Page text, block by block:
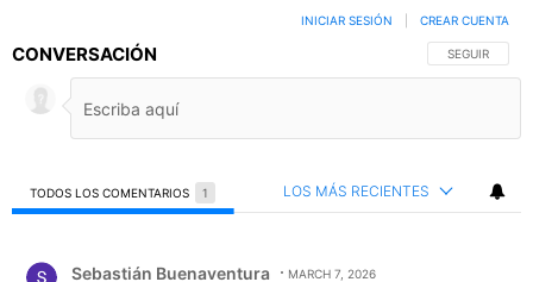
CONVERSACIÓN SIGA ESTA
SEGUIR
INICIAR SESIÓN CREAR CUENTA
TODOS LOS COMENTARIOS 1 LOS MÁS RECIENTES
Sebastián Buenaventura MARCH 7, 2026